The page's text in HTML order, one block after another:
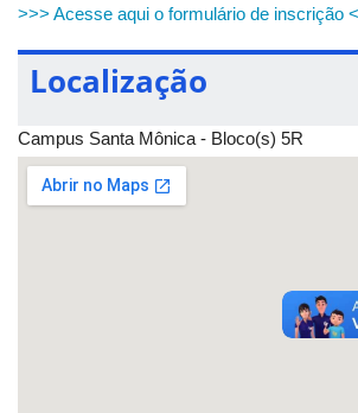
>>> Acesse aqui o formulário de inscrição
Localização
Campus Santa Mônica - Bloco(s) 5R